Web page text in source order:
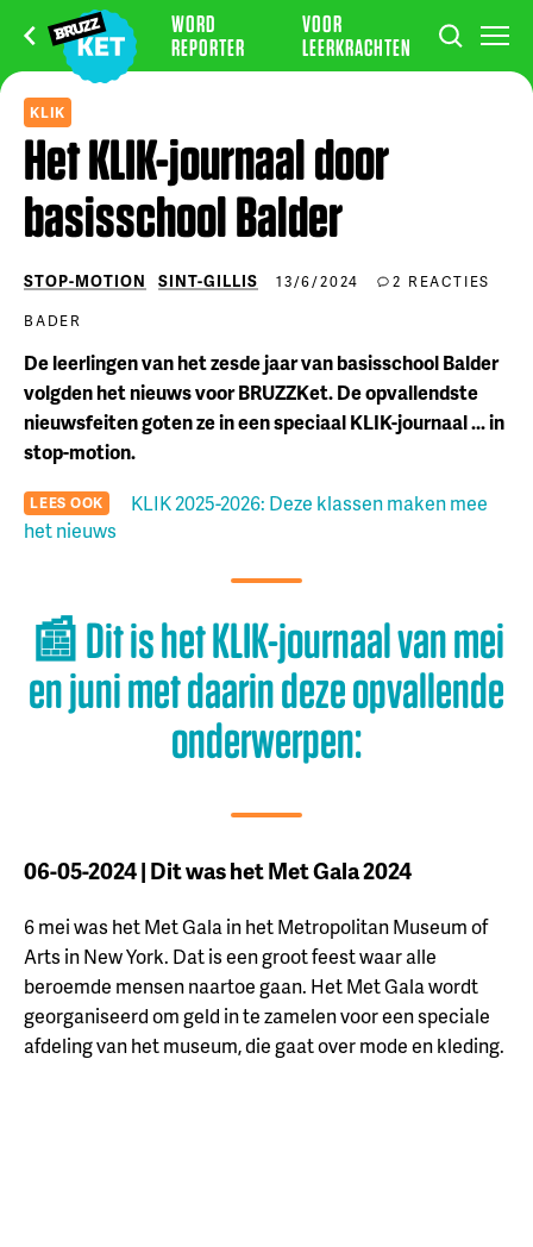
WORD
REPORTER
VOOR
LEERKRACHTEN
KLIK
Het KLIK-journaal door
basisschool Balder
STOP-MOTION SINT-GILLIS 13/6/2024
2 REACTIES
BADER
De leerlingen van het zesde jaar van basisschool Balder
volgden het nieuws voor BRUZZKet. De opvallendste
nieuwsfeiten goten ze in een speciaal KLIK-journaal ... in
stop-motion.
LEES OOK
KLIK 2025-2026: Deze klassen maken mee
het nieuws
📰 Dit is het KLIK-journaal van mei
en juni met daarin deze opvallende
onderwerpen:
06-05-2024 | Dit was het Met Gala 2024
6 mei was het Met Gala in het Metropolitan Museum of
Arts in New York. Dat is een groot feest waar alle
beroemde mensen naartoe gaan. Het Met Gala wordt
georganiseerd om geld in te zamelen voor een speciale
afdeling van het museum, die gaat over mode en kleding.